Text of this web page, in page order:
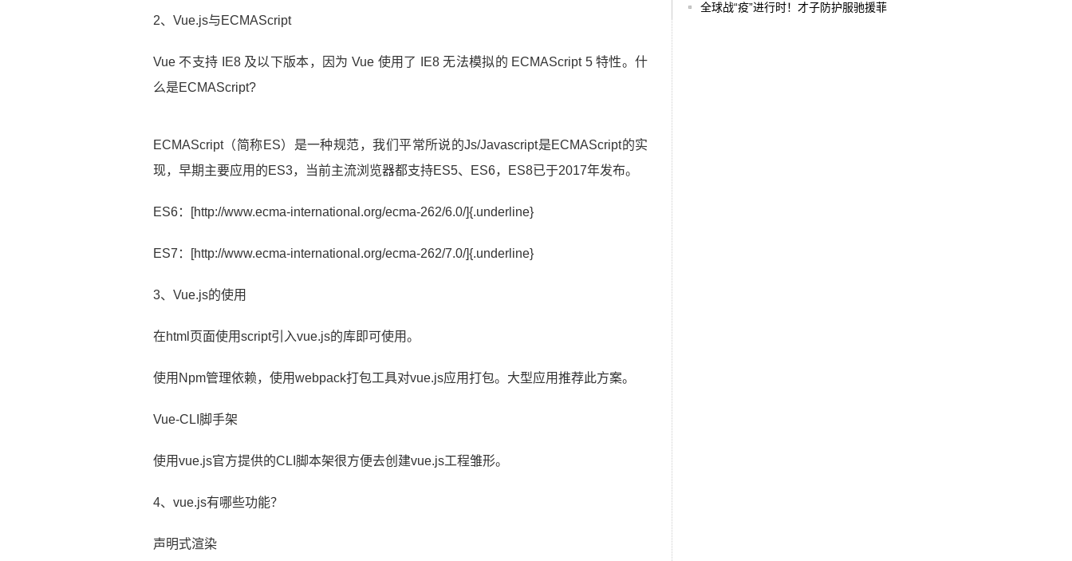
2、Vue.js与ECMAScript
Vue 不支持 IE8 及以下版本，因为 Vue 使用了 IE8 无法模拟的 ECMAScript 5 特性。什
么是ECMAScript?
ECMAScript（简称ES）是一种规范，我们平常所说的Js/Javascript是ECMAScript的实
现，早期主要应用的ES3，当前主流浏览器都支持ES5、ES6，ES8已于2017年发布。
ES6：[http://www.ecma-international.org/ecma-262/6.0/]{.underline}
ES7：[http://www.ecma-international.org/ecma-262/7.0/]{.underline}
3、Vue.js的使用
在html页面使用script引入vue.js的库即可使用。
使用Npm管理依赖，使用webpack打包工具对vue.js应用打包。大型应用推荐此方案。
Vue-CLI脚手架
使用vue.js官方提供的CLI脚本架很方便去创建vue.js工程雏形。
4、vue.js有哪些功能？
声明式渲染
全球战“疫”进行时！才子防护服驰援菲